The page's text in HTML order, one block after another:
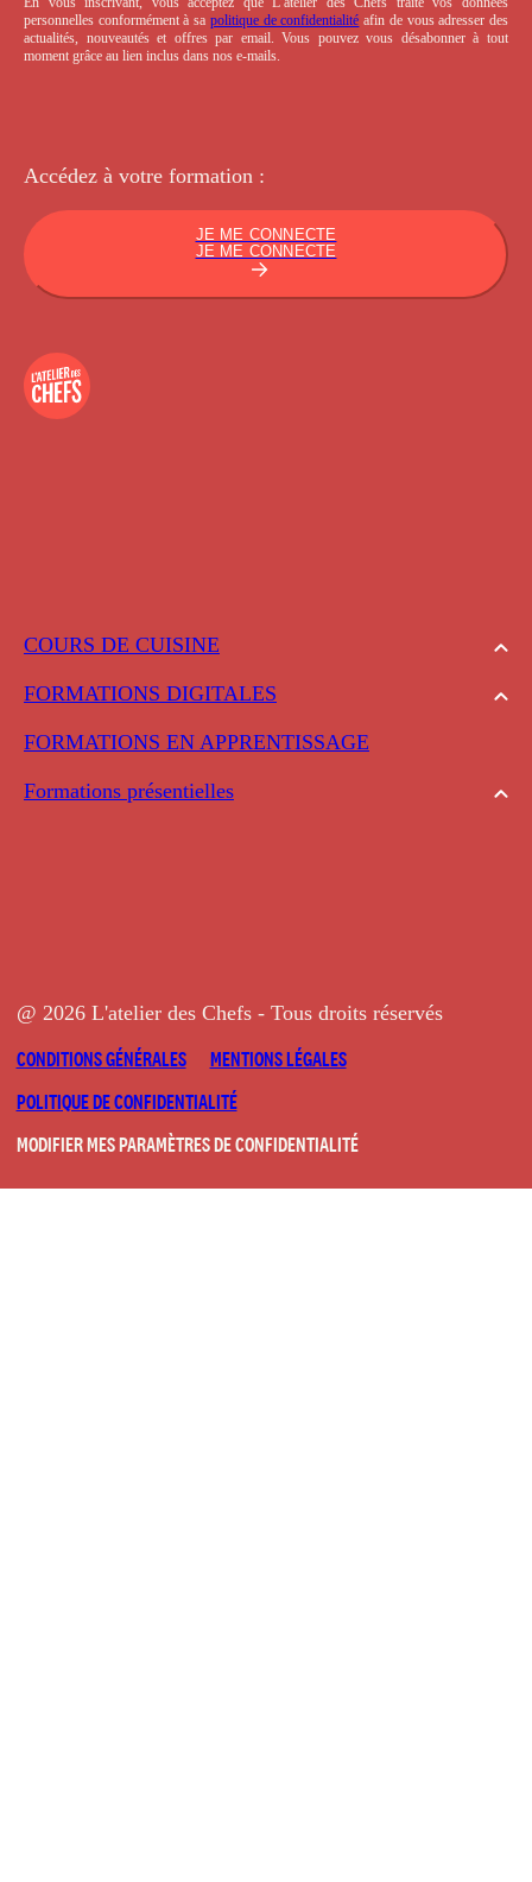
COURS DE CUISINE
FORMATIONS DIGITALES
FORMATIONS EN APPRENTISSAGE
Formations présentielles
personnelles conformément à sa politique de confidentialité afin de vous adresser des
actualités, nouveautés et offres par email. Vous pouvez vous désabonner à tout
moment grâce au lien inclus dans nos e-mails.
Accédez à votre formation :
JE ME CONNECTE
JE ME CONNECTE
@ 2026 L'atelier des Chefs - Tous droits réservés
CONDITIONS GÉNÉRALES
MENTIONS LÉGALES
POLITIQUE DE CONFIDENTIALITÉ
MODIFIER MES PARAMÈTRES DE CONFIDENTIALITÉ